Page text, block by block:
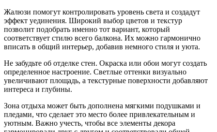
Жалюзи помогут контролировать уровень света и создадут
эффект уединения. Широкий выбор цветов и текстур
позволит подобрать именно тот вариант, который
соответствует стилю всего балкона. Их можно гармонично
вписать в общий интерьер, добавив немного стиля и уюта.
Не забудьте об отделке стен. Окраска или обои могут создать
определенное настроение. Светлые оттенки визуально
увеличивают площадь, а текстурные поверхности добавляют
интереса и глубины.
Зона отдыха может быть дополнена мягкими подушками и
пледами, что сделает это место более привлекательным и
уютным. Важно учесть, чтобы все элементы декора